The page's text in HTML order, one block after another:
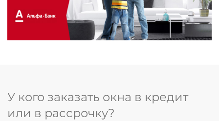
У кого заказать окна в кредит
или в рассрочку?